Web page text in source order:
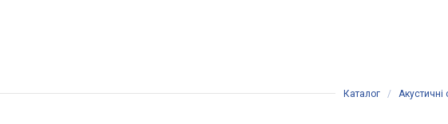
Каталог / Акустичні